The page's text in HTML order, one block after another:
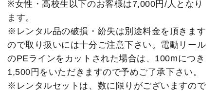
※女性・高校生以下のお客様は7,000円/人となり
ます。
※レンタル品の破損・紛失は別途料金を頂きます
ので取り扱いには十分ご注意下さい。電動リール
のPEラインをカットされた場合は、100mにつき
1,500円をいただきますので予めご了承下さい。
※レンタルセットは、数に限りがございますので